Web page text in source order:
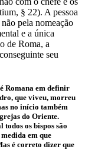
§ 22). A pessoa
pela nomeação
e a única
de Roma, a
seu
Romana em definir
que viveu, morreu
no início também
do Oriente.
todos os bispos são
em que
é correto dizer que